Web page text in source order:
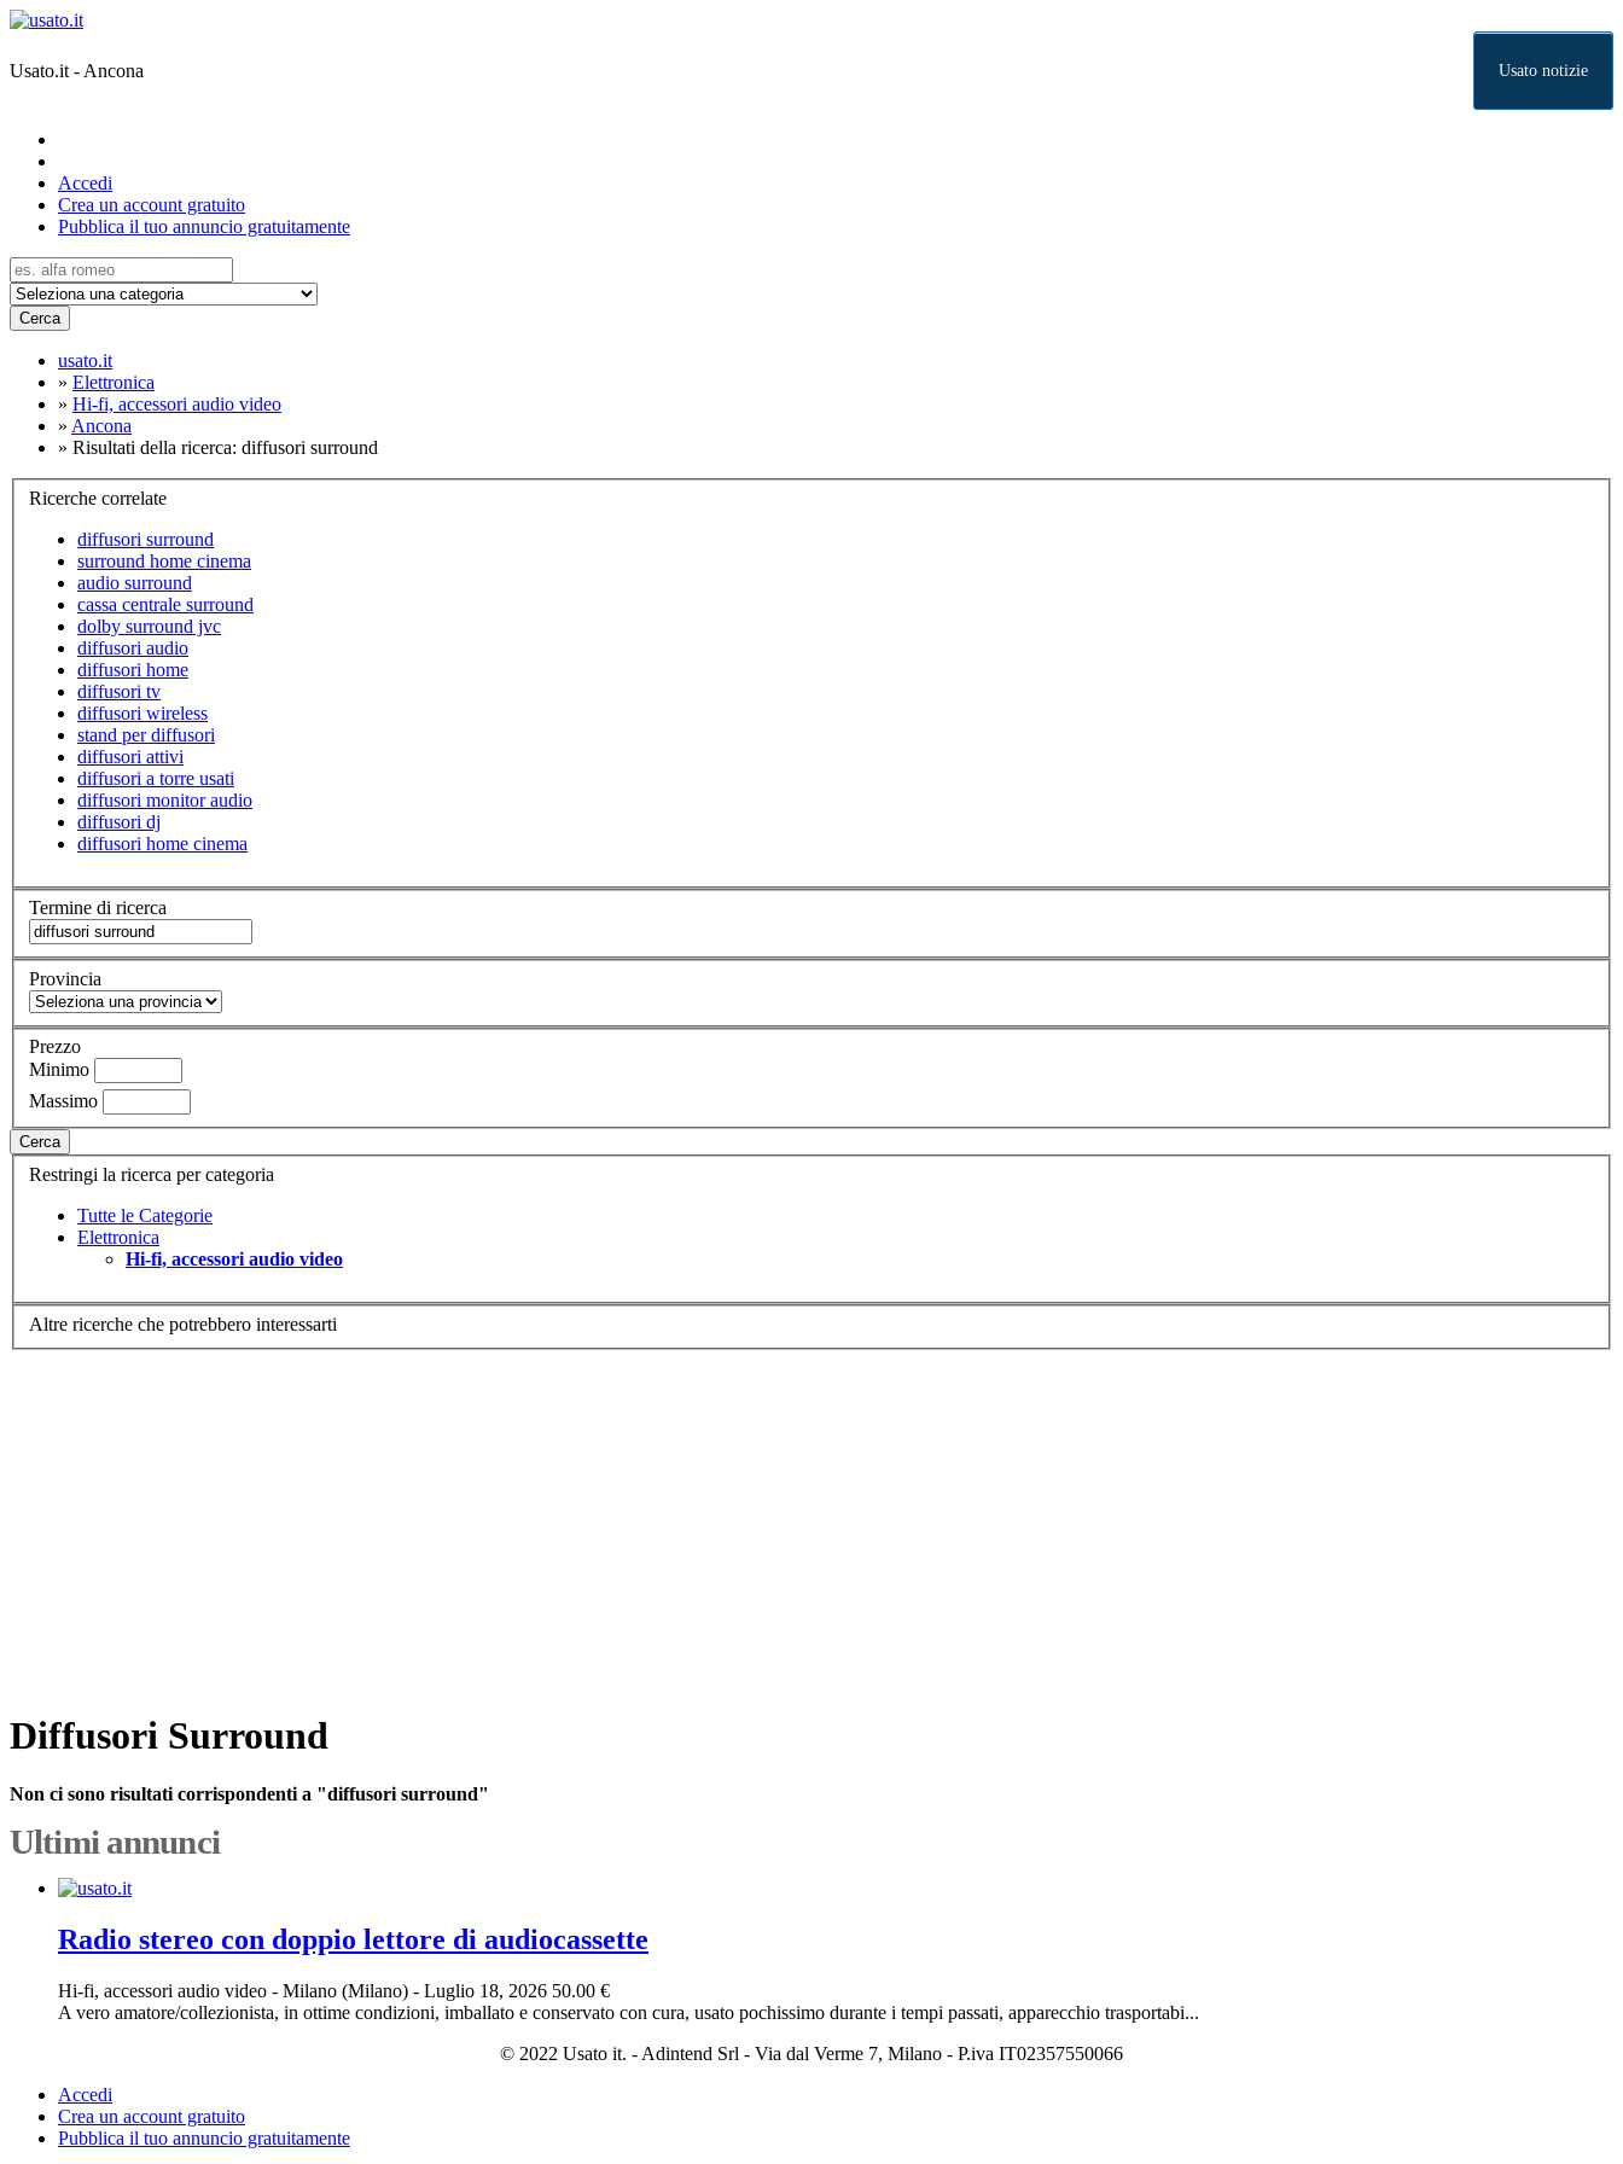
Usato.it - Ancona Usato notizie
Accedi
Crea un account gratuito
Pubblica il tuo annuncio gratuitamente
Cerca
usato.it
» Elettronica
» Hi-fi, accessori audio video
» Ancona
» Risultati della ricerca: diffusori surround
Ricerche correlate
diffusori surround
surround home cinema
audio surround
cassa centrale surround
dolby surround jvc
diffusori audio
diffusori home
diffusori tv
diffusori wireless
stand per diffusori
diffusori attivi
diffusori a torre usati
diffusori monitor audio
diffusori dj
diffusori home cinema
Termine di ricerca
Provincia
Prezzo
Minimo
Massimo
Cerca
Restringi la ricerca per categoria
Tutte le Categorie
Elettronica
Hi-fi, accessori audio video
Altre ricerche che potrebbero interessarti
Diffusori Surround
Non ci sono risultati corrispondenti a "diffusori surround"
Ultimi annunci
Radio stereo con doppio lettore di audiocassette
Hi-fi, accessori audio video - Milano (Milano) - Luglio 18, 2026 50.00 €
A vero amatore/collezionista, in ottime condizioni, imballato e conservato con cura, usato pochissimo durante i tempi passati, apparecchio trasportabi...
© 2022 Usato it. - Adintend Srl - Via dal Verme 7, Milano - P.iva IT02357550066
Accedi
Crea un account gratuito
Pubblica il tuo annuncio gratuitamente